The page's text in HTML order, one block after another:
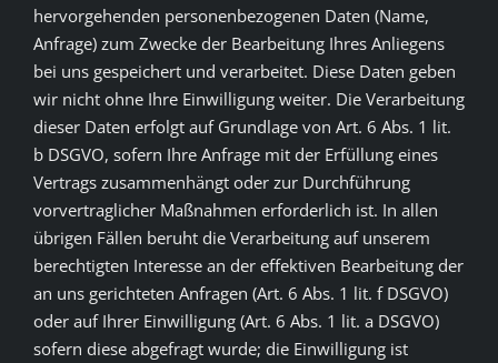
hervorgehenden personenbezogenen Daten (Name,
Anfrage) zum Zwecke der Bearbeitung Ihres Anliegens
bei uns gespeichert und verarbeitet. Diese Daten geben
wir nicht ohne Ihre Einwilligung weiter. Die Verarbeitung
dieser Daten erfolgt auf Grundlage von Art. 6 Abs. 1 lit.
b DSGVO, sofern Ihre Anfrage mit der Erfüllung eines
Vertrags zusammenhängt oder zur Durchführung
vorvertraglicher Maßnahmen erforderlich ist. In allen
übrigen Fällen beruht die Verarbeitung auf unserem
berechtigten Interesse an der effektiven Bearbeitung der
an uns gerichteten Anfragen (Art. 6 Abs. 1 lit. f DSGVO)
oder auf Ihrer Einwilligung (Art. 6 Abs. 1 lit. a DSGVO)
sofern diese abgefragt wurde; die Einwilligung ist